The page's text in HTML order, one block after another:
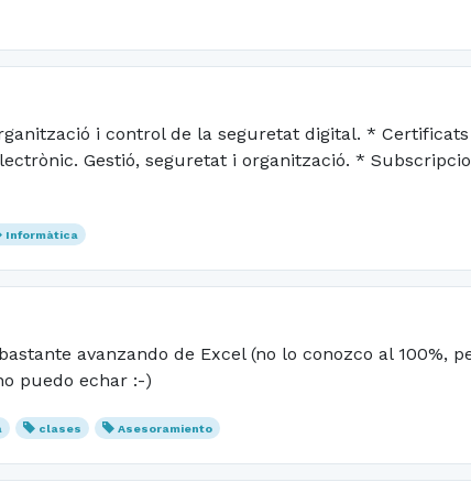
i control de la seguretat digital. *
Gestió, seguretat i organització. *
Informàtica
avanzando de Excel (no lo conozco al 100%,
puedo echar :-)
clases Asesoramiento